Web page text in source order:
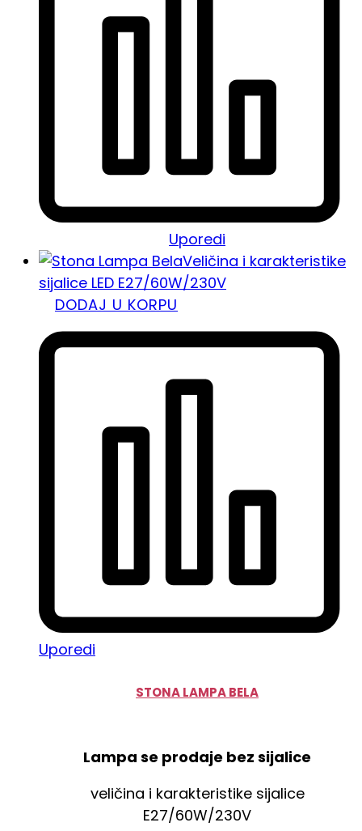
Uporedi
Veličina i karakteristike
sijalice LED E27/60W/230V
DODAJ U KORPU
Uporedi
STONA LAMPA BELA
Lampa se prodaje bez sijalice
veličina i karakteristike sijalice
E27/60W/230V